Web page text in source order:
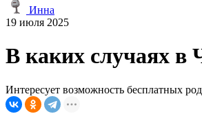
Инна
19 июля 2025
В каких случаях в
Интересует возможность бесплатных